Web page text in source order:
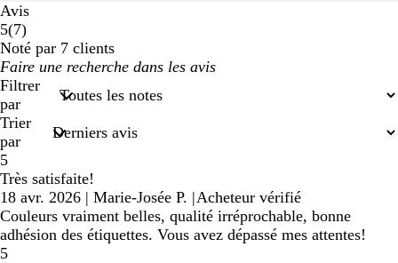
Avis
5(77
avis
)
Noté par 7 clients
Mes
saisies
de
recherche
Filtrer
par
Trier
par
5
Très satisfaite!
18 avr. 2026 | Marie-Josée P. |Acheteur vérifié
Couleurs vraiment belles, qualité irréprochable, bonne
adhésion des étiquettes. Vous avez dépassé mes attentes!
5